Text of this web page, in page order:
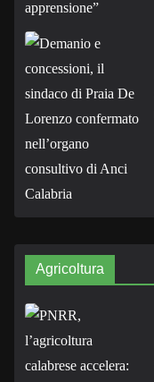
Agricoltura